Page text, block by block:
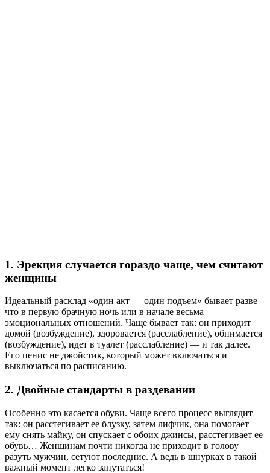
1. Эрекция случается гораздо чаще, чем считают
женщины
Идеальный расклад «один акт — один подъем» бывает разве
что в первую брачную ночь или в начале весьма
эмоциональных отношений. Чаще бывает так: он приходит
домой (возбуждение), здоровается (расслабление), обнимается
(возбуждение), идет в туалет (расслабление) — и так далее.
Его пенис не джойстик, который может включаться и
выключаться по расписанию.
2. Двойные стандарты в раздевании
Особенно это касается обуви. Чаще всего процесс выглядит
так: он расстегивает ее блузку, затем лифчик, она помогает
ему снять майку, он спускает с обоих джинсы, расстегивает ее
обувь… Женщинам почти никогда не приходит в голову
разуть мужчин, сетуют последние. А ведь в шнурках в такой
важный момент легко запутаться!